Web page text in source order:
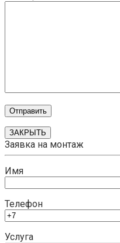
ЗАКРЫТЬ
Заявка на монтаж
Имя
Телефон
Услуга